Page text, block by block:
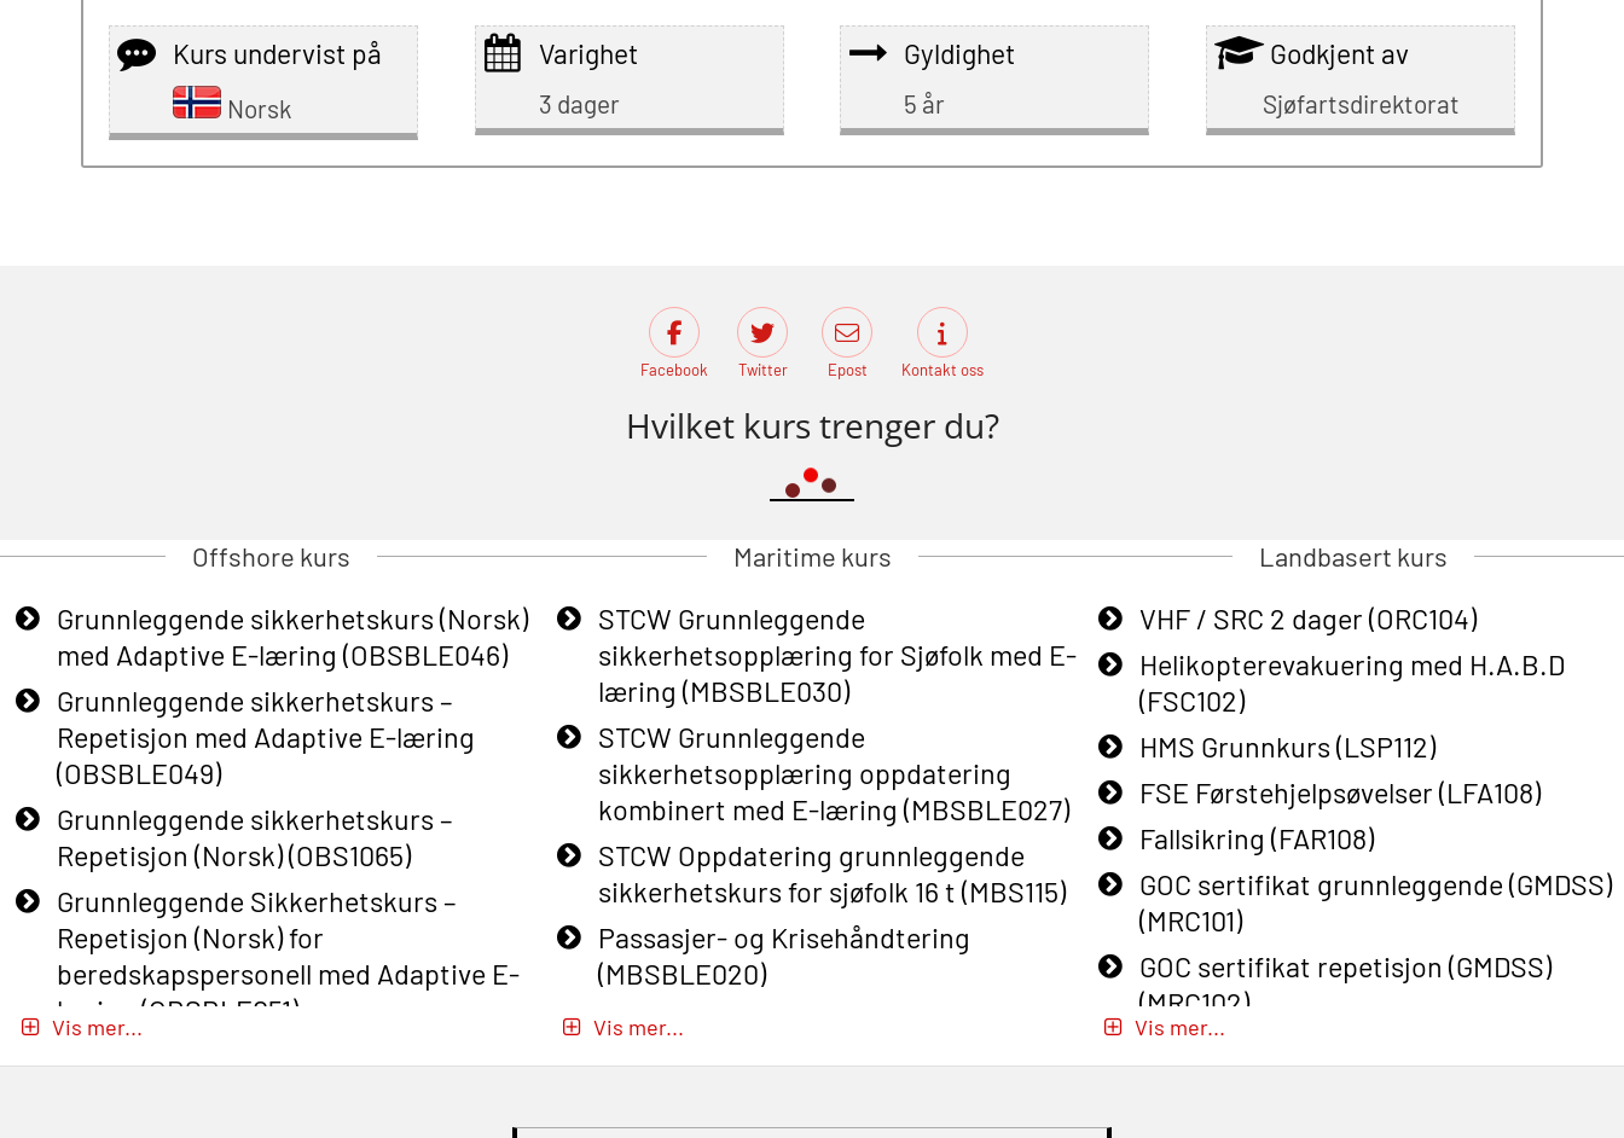
Kurs undervist på
Norsk
Varighet
3 dager
Gyldighet
5 år
Godkjent av
Sjøfartsdirektorat
Facebook Twitter Epost Kontakt oss
Hvilket kurs trenger du?
Offshore kurs
Grunnleggende sikkerhetskurs (Norsk)
med Adaptive E-læring (OBSBLE046)
Grunnleggende sikkerhetskurs –
Repetisjon med Adaptive E-læring
(OBSBLE049)
Grunnleggende sikkerhetskurs –
Repetisjon (Norsk) (OBS1065)
Grunnleggende Sikkerhetskurs –
Repetisjon (Norsk) for
beredskapspersonell med Adaptive E-
læring (OBSBLE051)
Vis mer...
Maritime kurs
STCW Grunnleggende
sikkerhetsopplæring for Sjøfolk med E-
læring (MBSBLE030)
STCW Grunnleggende
sikkerhetsopplæring oppdatering
kombinert med E-læring (MBSBLE027)
STCW Oppdatering grunnleggende
sikkerhetskurs for sjøfolk 16 t (MBS115)
Passasjer- og Krisehåndtering
(MBSBLE020)
Passasjer- og Krisehåndtering
Vis mer...
Landbasert kurs
VHF / SRC 2 dager (ORC104)
Helikopterevakuering med H.A.B.D
(FSC102)
HMS Grunnkurs (LSP112)
FSE Førstehjelpsøvelser (LFA108)
Fallsikring (FAR108)
GOC sertifikat grunnleggende (GMDSS)
(MRC101)
GOC sertifikat repetisjon (GMDSS)
(MRC102)
Vis mer...